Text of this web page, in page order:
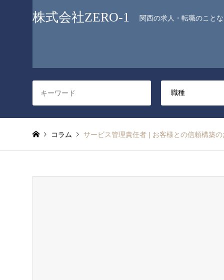
株式会社ZERO-1 関西の求人・転職のこと
コラム サービス管理責任者 | お客様との信頼構築